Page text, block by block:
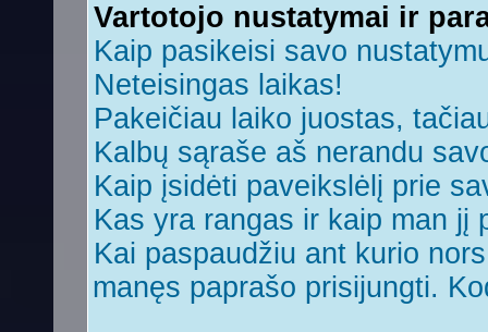
Vartotojo nustatymai ir
Kaip pasikeisi savo
Neteisingas laikas!
Pakeičiau laiko juostas,
Kalbų sąraše aš nerandu
Kaip įsidėti paveikslėlį prie
Kas yra rangas ir kaip man jį
Kai paspaudžiu ant kurio
manęs paprašo prisijungti.